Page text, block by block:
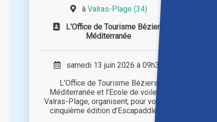
à Valras-Plage (34)
L'Office de Tourisme Béziers
Méditerranée
samedi 13 juin 2026 à 09h30
L’Office de Tourisme Béziers
Méditerranée et l’Ecole de voile de
Valras-Plage, organisent, pour vous, la
cinquième édition d’Escapaddle [...]